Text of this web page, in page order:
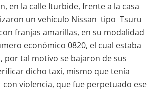
en la calle Iturbide, frente a la casa
un vehículo Nissan tipo Tsuru
franjas amarillas, en su modalidad
económico 0820, el cual estaba
por tal motivo se bajaron de sus
dicho taxi, mismo que tenía
violencia, que fue perpetuado ese